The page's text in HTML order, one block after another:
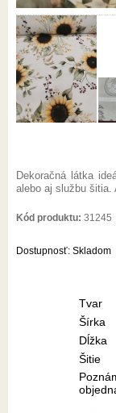
Dekoračná látka
alebo aj službu šitia.
Kód produktu: 31245
Dostupnosť: Skladom
Tvar
Šírka
Dĺžka
Šitie